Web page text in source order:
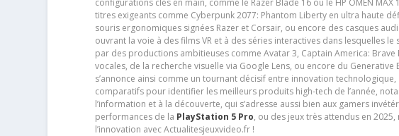
titres exigeants comme Cyberpunk 2077: Phantom Liberty en ultra haute
souris ergonomiques signées Razer et Corsair, ou encore des casques
ouvrant la voie à des films VR et à des séries interactives dans lesquelles
par des productions ambitieuses comme Avatar 3, Captain America:
vocales, de la recherche visuelle via Google Lens, ou encore du
s’annonce ainsi comme un tournant décisif entre innovation
comparatifs pour identifier les meilleurs produits high-tech de l’année,
l’information et à la découverte, qui s’adresse aussi bien aux gamers
performances de la PlayStation 5 Pro, ou des jeux très attendus en
l’innovation avec Actualitesjeuxvideo.fr !